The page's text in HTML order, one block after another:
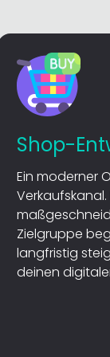
Shop-
Ein moderner
Zielgruppe
langfristig
deinen